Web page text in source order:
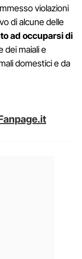
violazioni
di alcune delle
ad occuparsi di
dei maiali e
domestici e da